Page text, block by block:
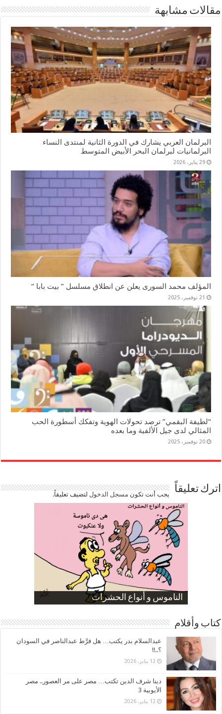
مقالات مشابهة
البرلمان العربي يشارك في الدورة الثانية لمنتدى النساء
البرلمانيات لبرلمان البحر الأبيض المتوسط
29 يناير، 2026
المؤلف محمد السورى يعلن عن انطلاق مسلسل ” بيت بابا “
21 نوفمبر، 2025
“لطيفة البقمي” ترصد تحولات الهوية وتفكك أسطورة الحب
المثالي لدى جيل الألفية وما بعده
20 نوفمبر، 2025
اترك تعليقاً يجب أنت تكون مسجل الدخوللتضيف تعليقاً.
الناموس و أنواع الحشرات
الموظفين بعد ارتفاع الأسعار
ارتفاع نسبة الطلاق في مصر
صورة كاركاتيرية
صورة كاركاتيرية
كتاب وأقلام
عبدالسلام بدر يكتب… هل فرَّط عبدالناصر في السودان
؟..!!
12 يناير، 2026
دينا شرف الدين تكتب… مصر على مر العصور.. مصر
الأيوبية 3
12 يناير، 2026